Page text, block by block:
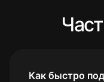
Как быстро